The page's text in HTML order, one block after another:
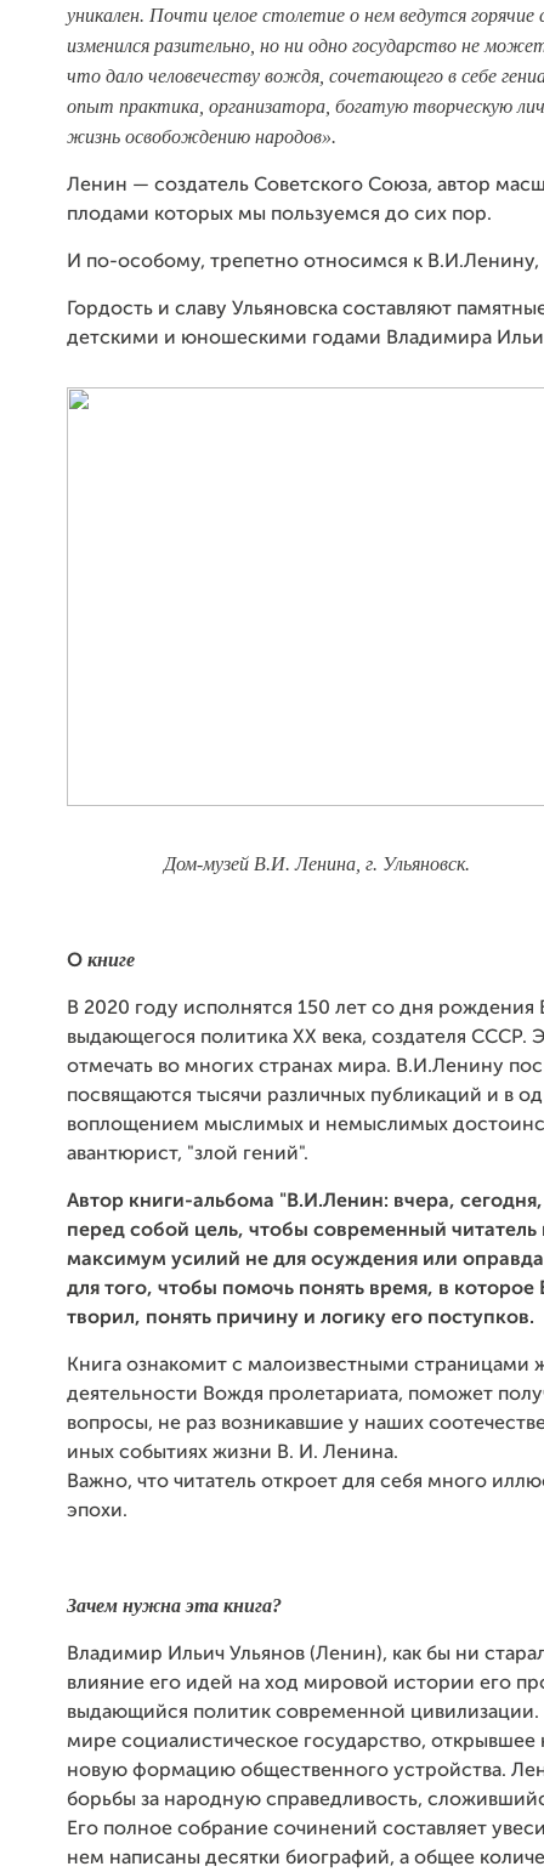
уникален. Почти целое столетие о нем ведутся горячие
изменился разительно, но ни одно государство не
что дало человечеству вождя, сочетающего в себе
опыт практика, организатора, богатую творческую
жизнь освобождению народов».
Ленин — создатель Советского Союза, автор
плодами которых мы пользуемся до сих пор.
И по-особому, трепетно относимся к В.И.Ленину,
Гордость и славу Ульяновска составляют
детскими и юношескими годами Владимира
Дом-музей В.И. Ленина, г. Ульяновск.
О книге
В 2020 году исполнятся 150 лет со дня
выдающегося политика ХХ века, создателя СССР.
отмечать во многих странах мира. В.И.Ленину
посвящаются тысячи различных публикаций и в
воплощением мыслимых и немыслимых
авантюрист, "злой гений".
Автор книги-альбома "В.И.Ленин: вчера, сегодня,
перед собой цель, чтобы современный
максимум усилий не для осуждения или
для того, чтобы помочь понять время, в
творил, понять причину и логику его поступков.
Книга ознакомит с малоизвестными страницами
деятельности Вождя пролетариата, поможет
вопросы, не раз возникавшие у наших
иных событиях жизни В. И. Ленина.
Важно, что читатель откроет для себя много
эпохи.
Зачем нужна эта книга?
Владимир Ильич Ульянов (Ленин), как бы ни
влияние его идей на ход мировой истории его
выдающийся политик современной цивилизации.
мире социалистическое государство, открывшее
новую формацию общественного устройства.
борьбы за народную справедливость,
Его полное собрание сочинений составляет
нем написаны десятки биографий, а общее